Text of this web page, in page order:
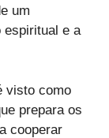
um
espiritual e a
visto como
prepara os
cooperar